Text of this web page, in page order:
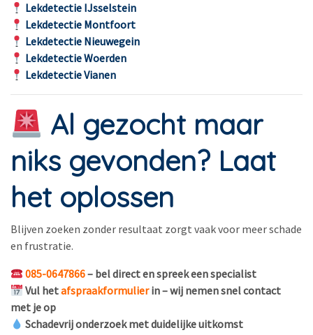
Lekdetectie IJsselstein
Lekdetectie Montfoort
Lekdetectie Nieuwegein
Lekdetectie Woerden
Lekdetectie Vianen
Al gezocht maar
niks gevonden? Laat
het oplossen
Blijven zoeken zonder resultaat zorgt vaak voor meer schade
en frustratie.
085-0647866– bel direct en spreek een specialist
Vul hetafspraakformulierin – wij nemen snel contact
met je op
Schadevrij onderzoek met duidelijke uitkomst